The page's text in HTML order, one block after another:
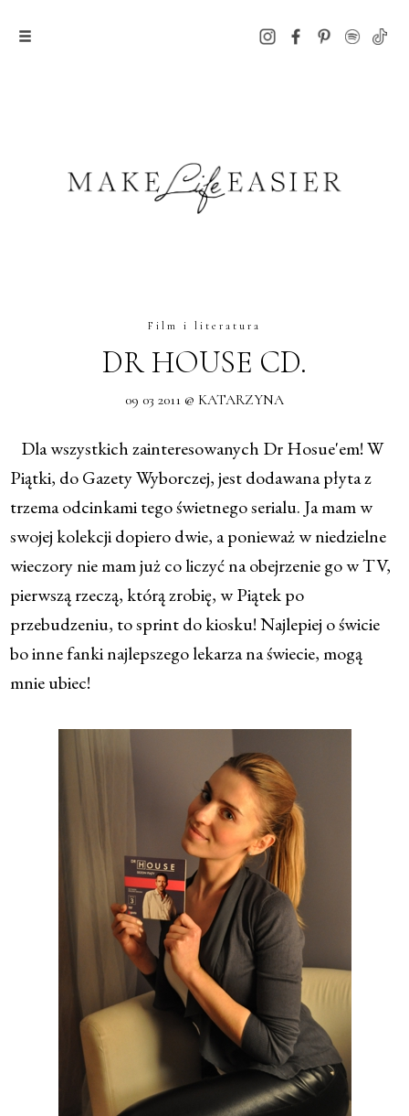
Film i literatura
DR HOUSE CD.
09 03 2011 @ KATARZYNA
Dla wszystkich zainteresowanych Dr Hosue'em! W
Piątki, do Gazety Wyborczej, jest dodawana płyta z
trzema odcinkami tego świetnego serialu. Ja mam w
swojej kolekcji dopiero dwie, a ponieważ w niedzielne
wieczory nie mam już co liczyć na obejrzenie go w TV,
pierwszą rzeczą, którą zrobię, w Piątek po
przebudzeniu, to sprint do kiosku! Najlepiej o świcie
bo inne fanki najlepszego lekarza na świecie, mogą
mnie ubiec!